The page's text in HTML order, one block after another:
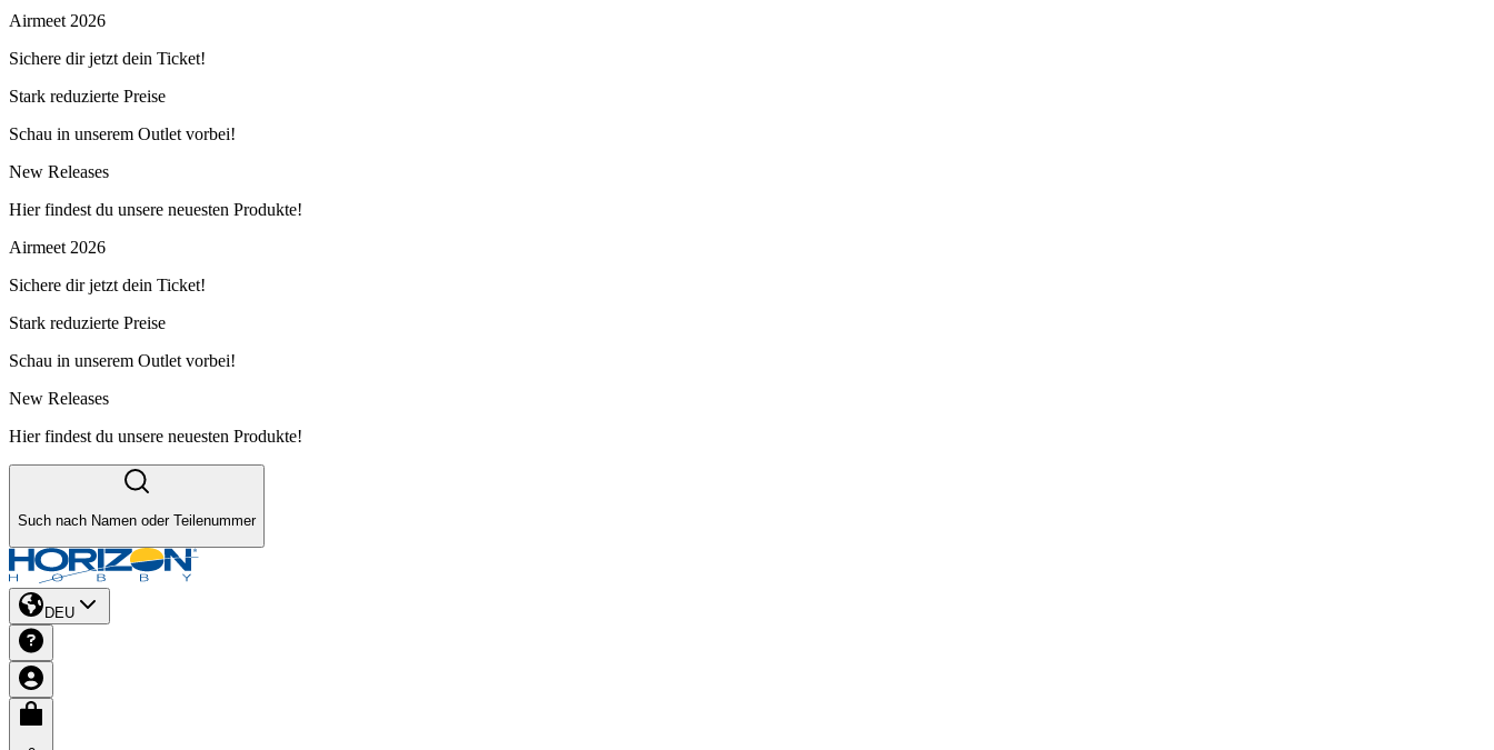
Airmeet 2026
Sichere dir jetzt dein Ticket!
Stark reduzierte Preise
Schau in unserem Outlet vorbei!
New Releases
Hier findest du unsere neuesten Produkte!
Airmeet 2026
Sichere dir jetzt dein Ticket!
Stark reduzierte Preise
Schau in unserem Outlet vorbei!
New Releases
Hier findest du unsere neuesten Produkte!
Such nach Namen oder Teilenummer
DEU